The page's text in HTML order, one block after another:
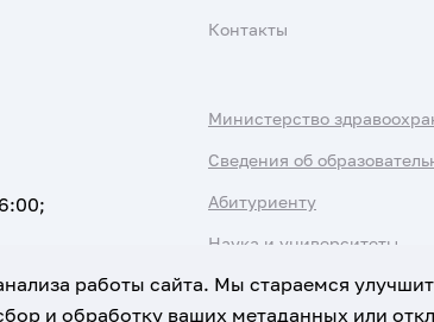
Контакты
Министерство
Сведения об
Абитуриенту
Наука и университеты
работы сайта. Мы стараемся
и обработку ваших метаданных или